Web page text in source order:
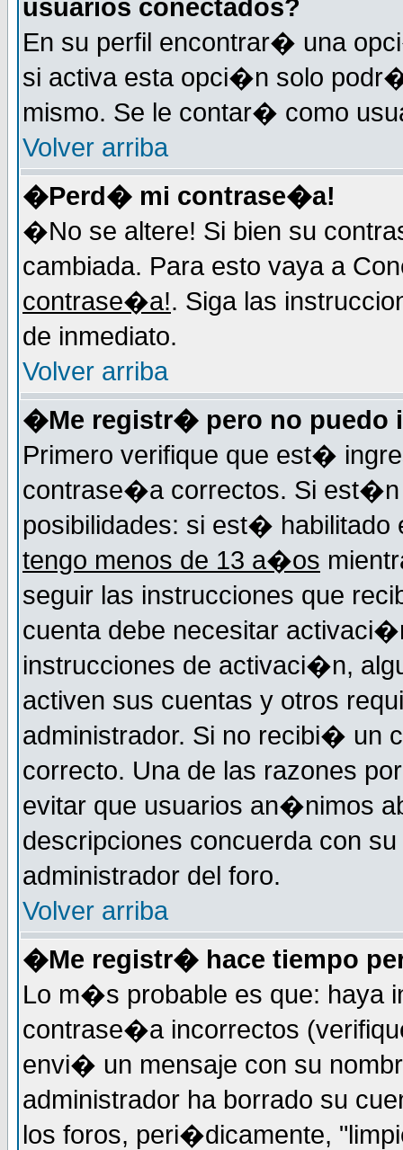
usuarios conectados?
En su perfil encontrar� una
si activa esta opci�n solo
mismo. Se le contar� como
Volver arriba
�Perd� mi contrase�a!
�No se altere! Si bien su
cambiada. Para esto vaya a
contrase�a!. Siga las
de inmediato.
Volver arriba
�Me registr� pero no puedo
Primero verifique que est�
contrase�a correctos. Si est�n
posibilidades: si est�
tengo menos de 13 a�os
seguir las instrucciones que
cuenta debe necesitar
instrucciones de activaci�n,
activen sus cuentas y otros
administrador. Si no recibi� un
correcto. Una de las razones
evitar que usuarios an�nimos
descripciones concuerda con
administrador del foro.
Volver arriba
�Me registr� hace tiempo
Lo m�s probable es que: haya
contrase�a incorrectos
envi� un mensaje con su
administrador ha borrado su
los foros, peri�dicamente,